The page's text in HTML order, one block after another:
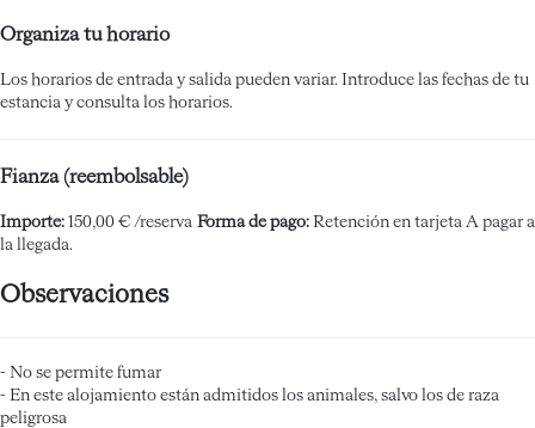
Organiza tu horario
Los horarios de entrada y salida pueden variar. Introduce las fechas de tu
estancia y consulta los horarios.
Fianza (reembolsable)
Importe: 150,00 € /reserva Forma de pago: Retención en tarjeta A pagar a
la llegada.
Observaciones
- No se permite fumar
- En este alojamiento están admitidos los animales, salvo los de raza
peligrosa